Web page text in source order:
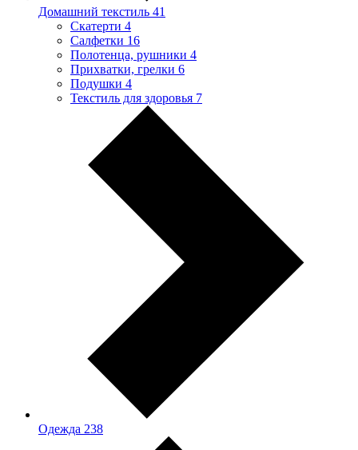
Домашний текстиль 41
Скатерти 4
Салфетки 16
Полотенца, рушники 4
Прихватки, грелки 6
Подушки 4
Текстиль для здоровья 7
Одежда 238